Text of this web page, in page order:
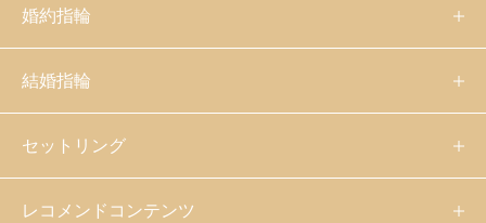
婚約指輪
結婚指輪
セットリング
レコメンドコンテンツ